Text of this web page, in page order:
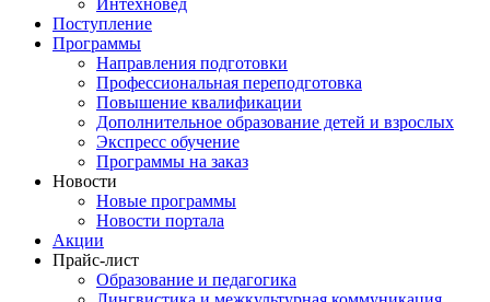
Интехновед
Поступление
Программы
Направления подготовки
Профессиональная переподготовка
Повышение квалификации
Дополнительное образование детей и взрослых
Экспресс обучение
Программы на заказ
Новости
Новые программы
Новости портала
Акции
Прайс-лист
Образование и педагогика